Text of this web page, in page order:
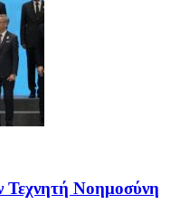
Τεχνητή Νοημοσύνη